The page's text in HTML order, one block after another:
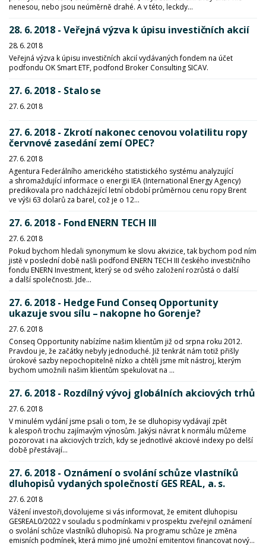
nenesou, nebo jsou neúměrně drahé. A v této, leckdy...
28. 6. 2018 - Veřejná výzva k úpisu investičních akcií
28. 6. 2018
Veřejná výzva k úpisu investičních akcií vydávaných fondem na účet
podfondu OK Smart ETF, podfond Broker Consulting SICAV.
27. 6. 2018 - Stalo se
27. 6. 2018
27. 6. 2018 - Zkrotí nakonec cenovou volatilitu ropy
červnové zasedání zemí OPEC?
27. 6. 2018
Agentura Federálního amerického statistického systému analyzující
a shromažďující informace o energii IEA (International Energy Agency)
predikovala pro nadcházející letní období průměrnou cenu ropy Brent
ve výši 63 dolarů za barel, což je o 12...
27. 6. 2018 - Fond ENERN TECH III
27. 6. 2018
Pokud bychom hledali synonymum ke slovu akvizice, tak bychom pod ním
jistě v poslední době našli podfond ENERN TECH III českého investičního
fondu ENERN Investment, který se od svého založení rozrůstá o další
a další společnosti. Jde...
27. 6. 2018 - Hedge Fund Conseq Opportunity
ukazuje svou sílu – nakopne ho Gorenje?
27. 6. 2018
Conseq Opportunity nabízíme našim klientům již od srpna roku 2012.
Pravdou je, že začátky nebyly jednoduché. Již tenkrát nám totiž přišly
úrokové sazby nepochopitelně nízko a chtěli jsme mít nástroj, kterým
bychom umožnili našim klientům spekulovat na ...
27. 6. 2018 - Rozdílný vývoj globálních akciových trhů
27. 6. 2018
V minulém vydání jsme psali o tom, že se dluhopisy vydávají zpět
k alespoň trochu zajímavým výnosům. Jakýsi návrat k normálu můžeme
pozorovat i na akciových trzích, kdy se jednotlivé akciové indexy po delší
době přestávají...
27. 6. 2018 - Oznámení o svolání schůze vlastníků
dluhopisů vydaných společností GES REAL, a. s.
27. 6. 2018
Vážení investoři,dovolujeme si vás informovat, že emitent dluhopisu
GESREAL0/2022 v souladu s podmínkami v prospektu zveřejnil oznámení
o svolání schůze vlastníků dluhopisů. Na programu schůze je změna
emisních podmínek, která mimo jiné umožní emitentovi financovat nový...